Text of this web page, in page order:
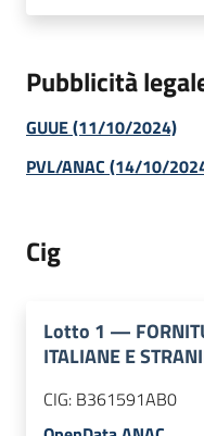
Pubblicità
GUUE (11/10/2024)
PVL/ANAC (14/10/
Cig
Lotto 1 —
ITALIANE E
CIG: B361591AB0